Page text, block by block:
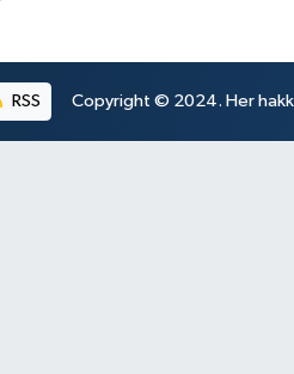
RSS Copyright © 2024. Her hakkı